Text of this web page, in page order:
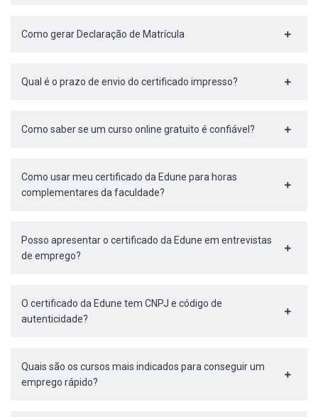
Como gerar Declaração de Matrícula
Qual é o prazo de envio do certificado impresso?
Como saber se um curso online gratuito é confiável?
Como usar meu certificado da Edune para horas
complementares da faculdade?
Posso apresentar o certificado da Edune em entrevistas
de emprego?
O certificado da Edune tem CNPJ e código de
autenticidade?
Quais são os cursos mais indicados para conseguir um
emprego rápido?